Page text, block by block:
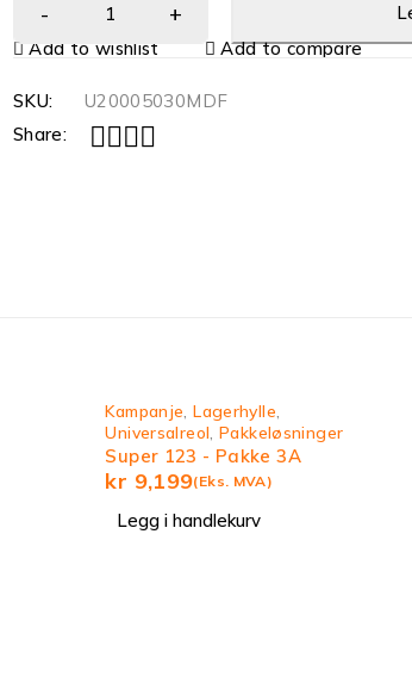
Add to wishlist
Add to compare
SKU:
U20005030MDF
Share:
Kampanje ,Lagerhylle
Universalreol ,Pakkeløsninger
Super 123 - Pakke 3A
kr 9,199(Eks. MVA)
Legg i handlekurv